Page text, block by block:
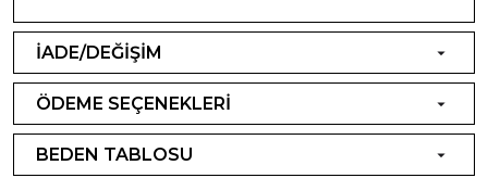
İADE/DEĞİŞİM
ÖDEME SEÇENEKLERİ
BEDEN TABLOSU